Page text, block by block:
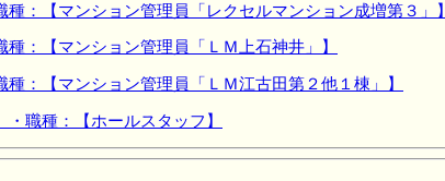
：【マンション管理員「レクセルマンション成増第３」】
：【マンション管理員「ＬＭ上石神井」】
：【マンション管理員「ＬＭ江古田第２他１棟」】
職種：【ホールスタッフ】